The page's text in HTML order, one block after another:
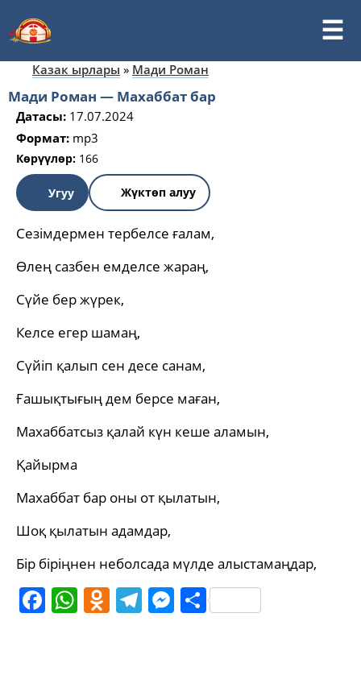
Казак ырлары » Мади Роман
Мади Роман — Махаббат бар
Датасы: 17.07.2024
Формат: mp3
Көрүүлөр: 166
Угуу Жүктөп алуу
Сезімдермен тербелсе ғалам,
Өлең сазбен емделсе жараң,
Сүйе бер жүрек,
Келсе егер шамаң,
Сүйіп қалып сен десе санам,
Ғашықтығың дем берсе маған,
Махаббатсыз қалай күн кеше аламын,
Қайырма
Махаббат бар оны от қылатын,
Шоқ қылатын адамдар,
Бір біріңнен неболсада мүлде алыстамаңдар,
Facebook
WhatsApp
Odnoklassniki
Telegram
Messenger
Share